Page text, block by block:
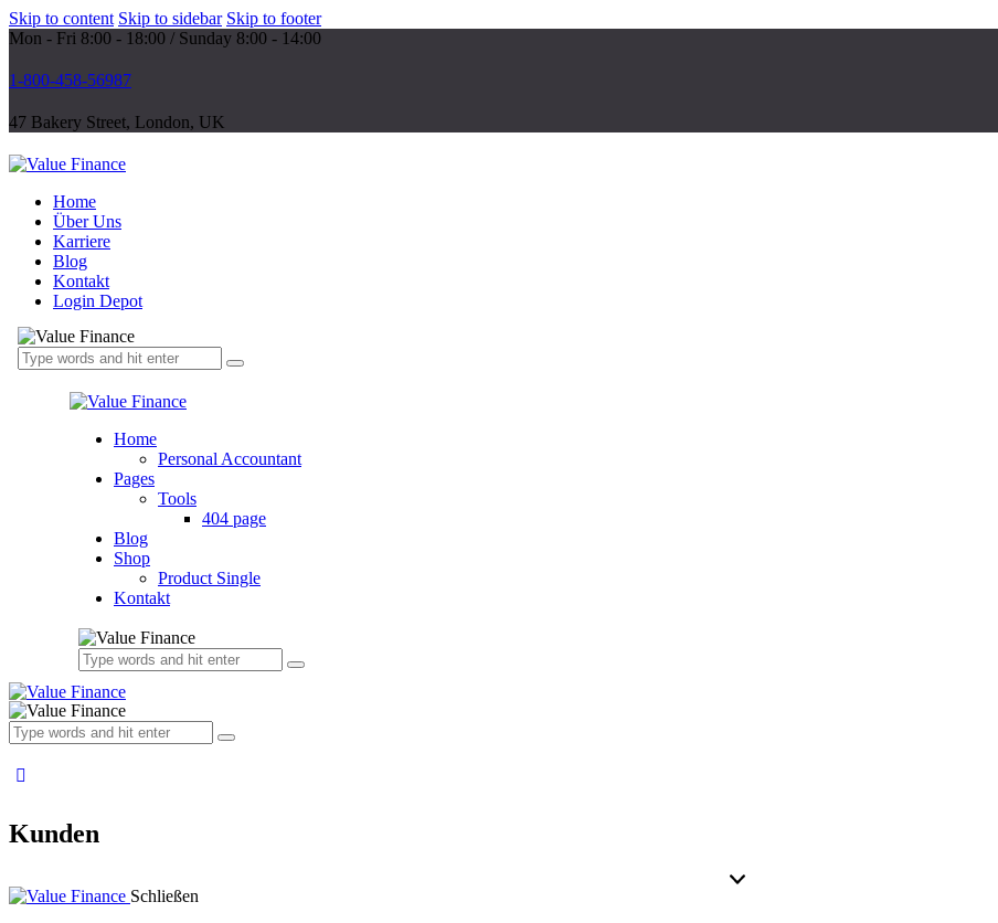
Skip to content Skip to sidebar Skip to footer
Mon - Fri 8:00 - 18:00 / Sunday 8:00 - 14:00
1-800-458-56987
47 Bakery Street, London, UK
Home
Über Uns
Karriere
Blog
Kontakt
Login Depot
Home
Personal Accountant
Pages
Tools
404 page
Blog
Shop
Product Single
Kontakt
Kunden
Schließen